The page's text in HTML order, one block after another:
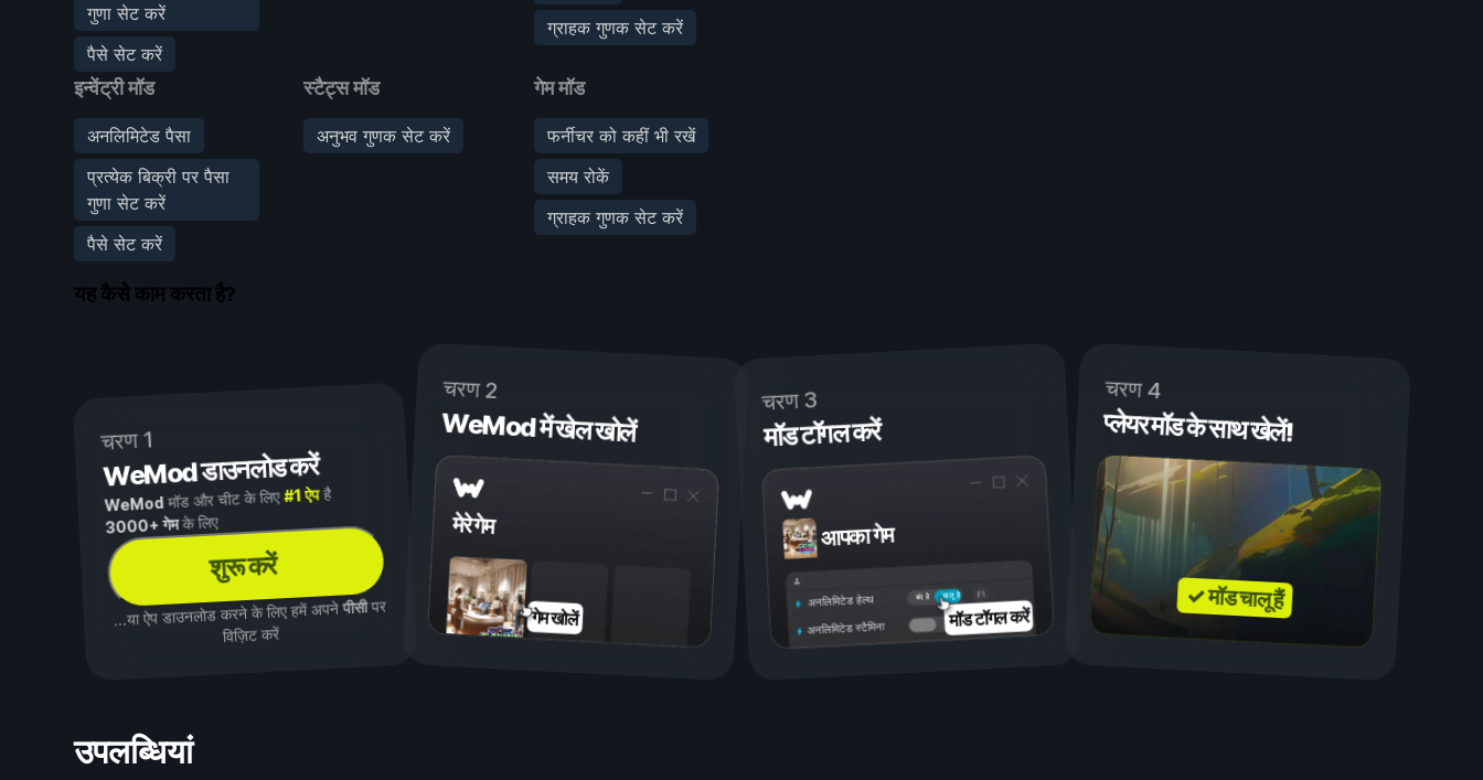
गुणा सेट करें
पैसे सेट करें
ग्राहक गुणक सेट करें
इन्वेंट्री मॉड
अनलिमिटेड पैसा
प्रत्येक बिक्री पर पैसा
गुणा सेट करें
पैसे सेट करें
स्टैट्स मॉड
अनुभव गुणक सेट करें
गेम मॉड
फर्नीचर को कहीं भी रखें
समय रोकें
ग्राहक गुणक सेट करें
यह कैसे काम करता है?
चरण 1
WeMod डाउनलोड करें
WeMod मॉड और चीट के लिए#1 ऐपहै
3000+ गेमके लिए
शुरू करें
...या ऐप डाउनलोड करने के लिए हमें अपनेपीसीपर
विज़िट करें
चरण 2
WeMod में खेल खोलें
मेरे गेम
गेम खोलें
चरण 3
मॉड टॉगल करें
आपका गेम
चालू है
बंद है
अनलिमिटेड हेल्थ
अनलिमिटेड स्टैमिना मॉड टॉगल करें
चरण 4
प्लेयर मॉड के साथ खेलें!
✓ मॉड चालू हैं
उपलब्धियां